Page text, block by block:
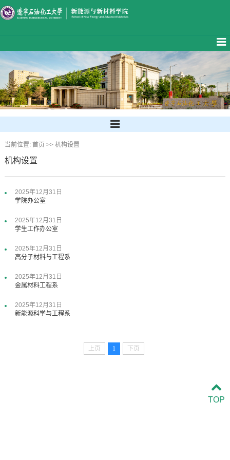
当前位置: 首页 >> 机构设置
机构设置
2025年12月31日
学院办公室
2025年12月31日
学生工作办公室
2025年12月31日
高分子材料与工程系
2025年12月31日
金属材料工程系
2025年12月31日
新能源科学与工程系
上页 1 下页
TOP